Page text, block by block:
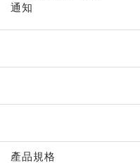
通知
產品規格